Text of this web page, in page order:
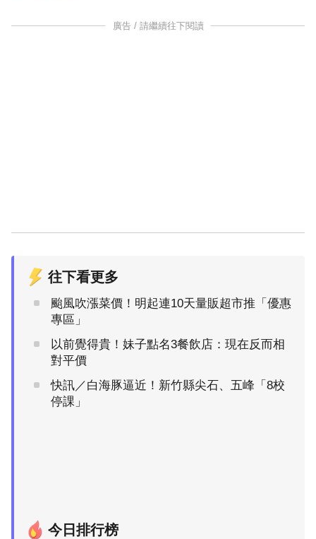
廣告 / 請繼續往下閱讀
往下看更多
颱風吹漲菜價！明起連10天量販超市推「優惠
專區」
以前覺得貴！妹子點名3餐飲店：現在反而相
對平價
快訊／白海豚逼近！新竹縣尖石、五峰「8校
停課」
今日排行榜